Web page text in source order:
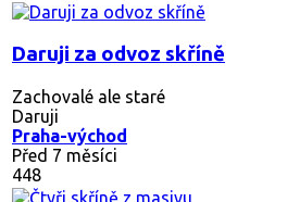
Daruji za odvoz skříně
Zachovalé ale staré
Daruji
Praha-východ
Před 7 měsíci
448